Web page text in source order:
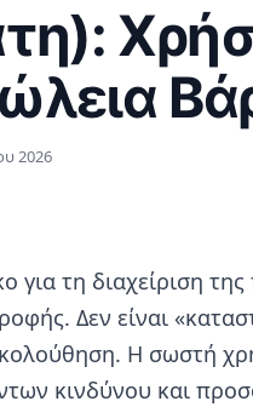
2026
για τη διαχείριση
Δεν είναι
Η σωστή
κινδύνου και